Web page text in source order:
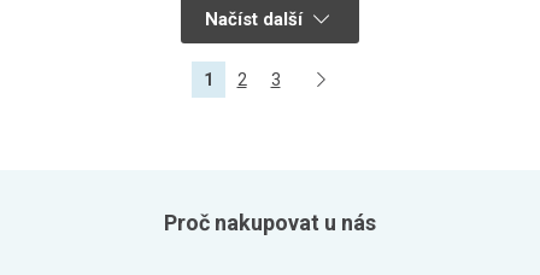
Načíst další
1 2 3
Proč nakupovat u nás